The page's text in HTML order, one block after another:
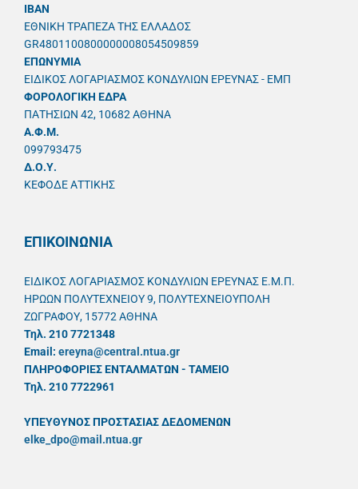
IBAN
ΕΘΝΙΚΗ ΤΡΑΠΕΖΑ ΤΗΣ ΕΛΛΑΔΟΣ
GR4801100800000008054509859
ΕΠΩΝΥΜΙΑ
ΕΙΔΙΚΟΣ ΛΟΓΑΡΙΑΣΜΟΣ ΚΟΝΔΥΛΙΩΝ ΕΡΕΥΝΑΣ - ΕΜΠ
ΦΟΡΟΛΟΓΙΚΗ ΕΔΡΑ
ΠΑΤΗΣΙΩΝ 42, 10682 ΑΘΗΝΑ
A.Φ.Μ.
099793475
Δ.Ο.Υ.
ΚΕΦΟΔΕ ΑΤΤΙΚΗΣ
ΕΠΙΚΟΙΝΩΝΙΑ
ΕΙΔΙΚΟΣ ΛΟΓΑΡΙΑΣΜΟΣ ΚΟΝΔΥΛΙΩΝ ΕΡΕΥΝΑΣ Ε.Μ.Π.
ΗΡΩΩΝ ΠΟΛΥΤΕΧΝΕΙΟΥ 9, ΠΟΛΥΤΕΧΝΕΙΟΥΠΟΛΗ
ΖΩΓΡΑΦΟΥ, 15772 ΑΘΗΝΑ
Τηλ. 210 7721348
Email: ereyna@central.ntua.gr
ΠΛΗΡΟΦΟΡΙΕΣ ΕΝΤΑΛΜΑΤΩΝ - ΤΑΜΕΙΟ
Τηλ. 210 7722961
ΥΠΕΥΘYΝΟΣ ΠΡΟΣΤΑΣΙΑΣ ΔΕΔΟΜΕΝΩΝ
elke_dpo@mail.ntua.gr